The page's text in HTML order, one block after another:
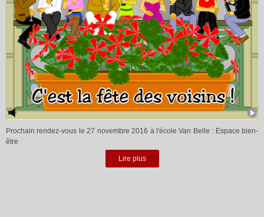
Prochain rendez-vous le 27 novembre 2016 à l'école Van Belle : Espace bien-
être
Lire plus